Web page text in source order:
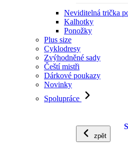
Neviditelná trička
Kalhotky
Ponožky
Plus size
Cyklodresy
Zvýhodněné sady
Čeští mistři
Dárkové poukazy
Novinky
Spolupráce
zpět